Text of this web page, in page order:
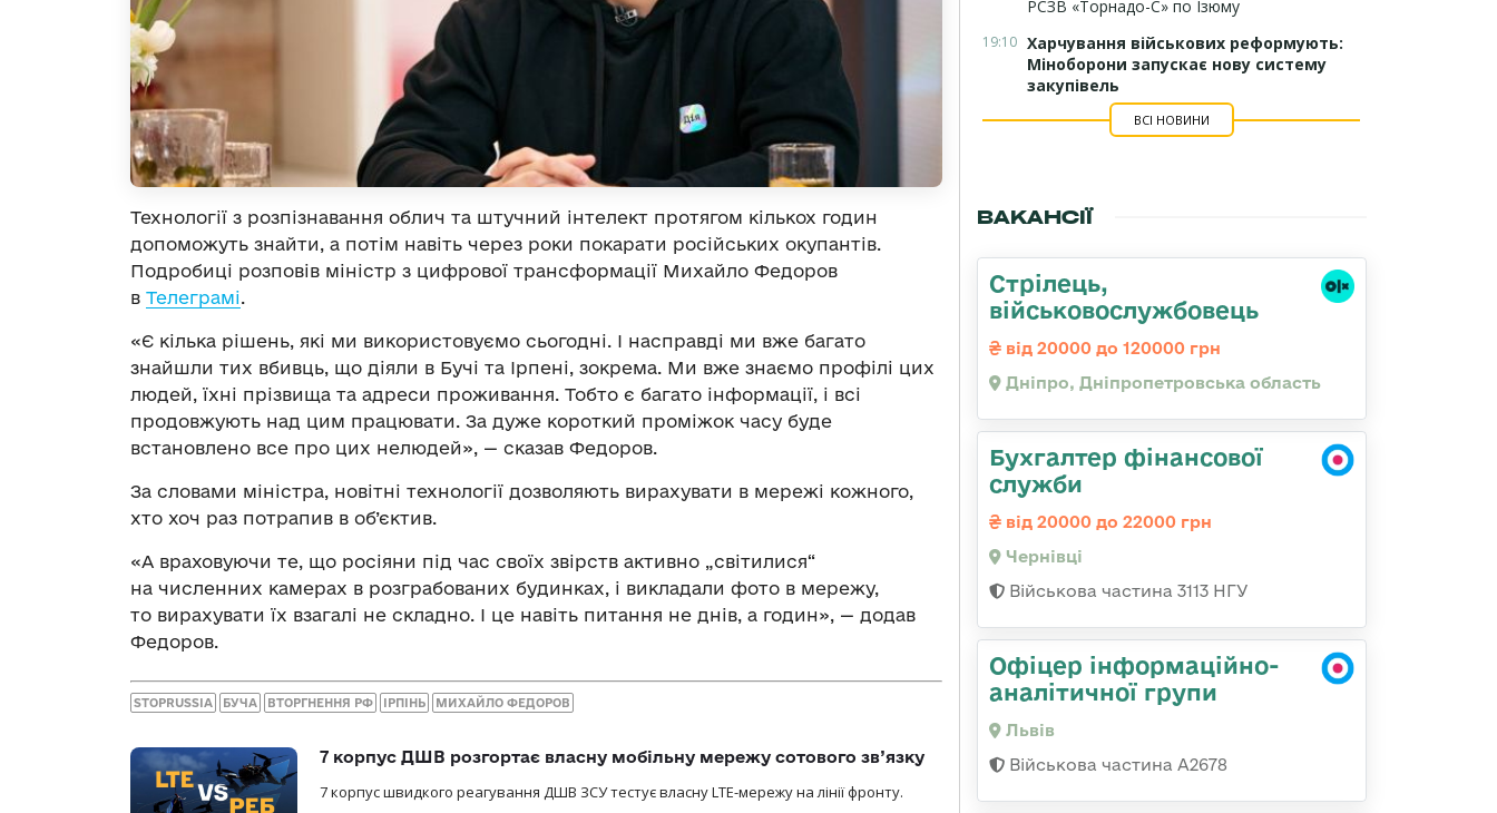
Технології з розпізнавання облич та штучний інтелект протягом кількох годин
допоможуть знайти, а потім навіть через роки покарати російських окупантів.
Подробиці розповів міністр з цифрової трансформації Михайло Федоров
в Телеграмі.
«Є кілька рішень, які ми використовуємо сьогодні. І насправді ми вже багато
знайшли тих вбивць, що діяли в Бучі та Ірпені, зокрема. Ми вже знаємо профілі цих
людей, їхні прізвища та адреси проживання. Тобто є багато інформації, і всі
продовжують над цим працювати. За дуже короткий проміжок часу буде
встановлено все про цих нелюдей», — сказав Федоров.
За словами міністра, новітні технології дозволяють вирахувати в мережі кожного,
хто хоч раз потрапив в об’єктив.
«А враховуючи те, що росіяни під час своїх звірств активно „світилися“
на численних камерах в розграбованих будинках, і викладали фото в мережу,
то вирахувати їх взагалі не складно. І це навіть питання не днів, а годин», — додав
Федоров.
STOPRUSSIA БУЧА ВТОРГНЕННЯ РФ ІРПІНЬ МИХАЙЛО ФЕДОРОВ
7 корпус ДШВ розгортає власну мобільну мережу сотового зв’язку
7 корпус швидкого реагування ДШВ ЗСУ тестує власну LTE-мережу на лінії фронту.
РСЗВ «Торнадо-С» по Ізюму
19:10 Харчування військових реформують:
Міноборони запускає нову систему
закупівель
ВСІ НОВИНИ
ВАКАНСІЇ
Стрілець,
військовослужбовець
від 20000 до 120000 грн
Дніпро, Дніпропетровська область
Бухгалтер фінансової
служби
від 20000 до 22000 грн
Чернівці
Військова частина 3113 НГУ
Офіцер інформаційно-
аналітичної групи
Львів
Військова частина А2678